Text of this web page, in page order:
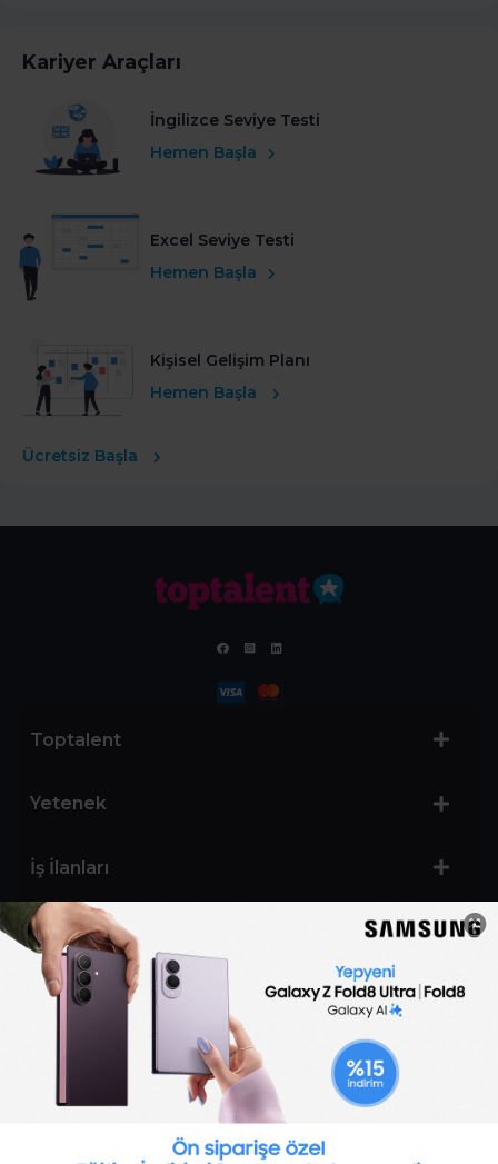
Kariyer Araçları
İngilizce Seviye Testi
Hemen Başla
Excel Seviye Testi
Hemen Başla
Kişisel Gelişim Planı
Hemen Başla
Ücretsiz Başla
Toptalent
Yetenek
İş İlanları
Sertifika Programları
Yetenek Testleri